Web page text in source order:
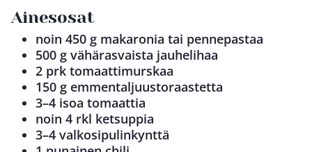
Ainesosat
noin 450 g makaronia tai pennepastaa
500 g vähärasvaista jauhelihaa
2 prk tomaattimurskaa
150 g emmentaljuustoraastetta
3–4 isoa tomaattia
noin 4 rkl ketsuppia
3–4 valkosipulinkynttä